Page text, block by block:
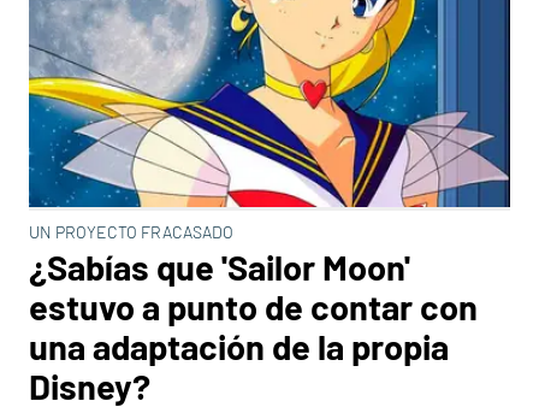
UN PROYECTO FRACASADO
¿Sabías que 'Sailor Moon'
estuvo a punto de contar con
una adaptación de la propia
Disney?